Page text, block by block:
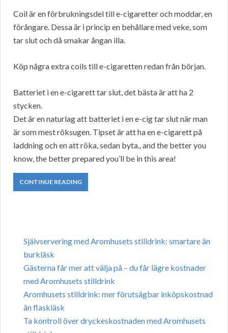
Coil är en förbrukningsdel till e-cigaretter och moddar, en
förångare. Dessa är i princip en behållare med veke, som
tar slut och då smakar ångan illa.
Köp några extra coils till e-cigaretten redan från början.
Batteriet i en e-cigarett tar slut, det bästa är att ha 2
stycken.
Det är en naturlag att batteriet i en e-cig tar slut när man
är som mest röksugen. Tipset är att ha en e-cigarett på
laddning och en att röka, sedan byta., and the better you
know, the better prepared you’ll be in this area!
CONTINUE READING
Självservering med Aromhusets stilldrink: smartare än
burkläsk
Gästerna får mer att välja på – du får lägre kostnader
med Aromhusets stilldrink
Aromhusets stilldrink: mer förutsägbar inköpskostnad
än flaskläsk
Ta kontroll över dryckeskostnaden med Aromhusets